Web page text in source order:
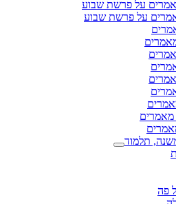
על פרשת שבוע
על פרשת שבוע
תלמוד
פה